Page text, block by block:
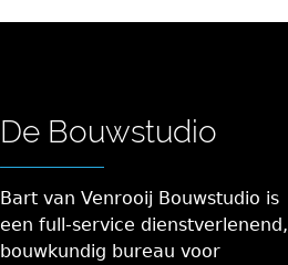
De Bouwstudio
Bart van Venrooij Bouwstudio is
een full-service dienstverlenend,
bouwkundig bureau voor